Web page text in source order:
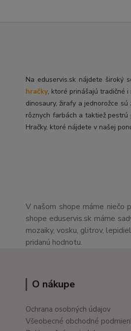
Na eduservis.sk nájdete široký
hračky, ktoré prinášajú tradičné
dinosaury, žirafy a jednorožce
rôznych farbách a taktiež pestrú
Hračky, ktoré nájdete v našej
V našom shope máme niečo
shope eduservis.sk máme
mozaiky, vosku, glitrov,
pridanú hodnotu.
O nákupe
Ochrana osobných údajov
Všeobecné obchodné